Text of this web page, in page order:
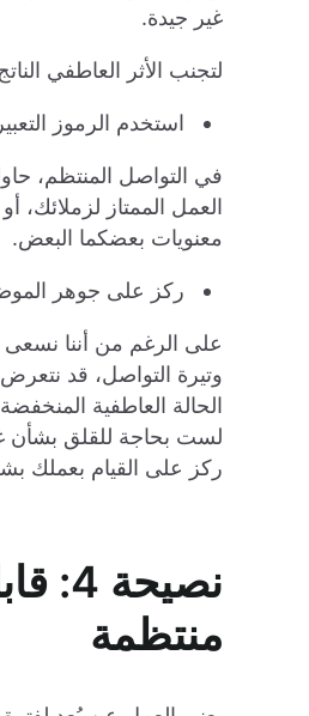
غير جيدة.
لتجنب الأثر العاطفي
استخدم الرموز
في التواصل المنتظم،
العمل الممتاز
معنويات بعضكما البعض.
ركز على جوهر
على الرغم من أننا نسعى
وتيرة التواصل، قد
الحالة العاطفية
لست بحاجة للقلق بشأن
ركز على القيام بعملك
منتظمة